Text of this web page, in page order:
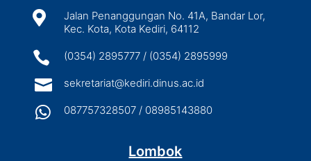

Jalan Penanggungan No. 41A, Bandar Lor,
Kec. Kota, Kota Kediri, 64112
 (0354) 2895777 / (0354) 2895999
 sekretariat@kediri.dinus.ac.id
 087757328507 / 08985143880
Lombok